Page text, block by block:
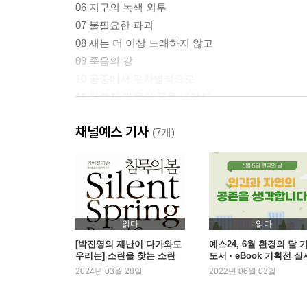
06 지구의 녹색 외투
07 불필요한 파괴
08 새는 더 이상 노래하지 않고
09 죽음의 강
11 보르자 가문의 꿈을 넘어서
13 작은 창을 통해서
15 자연의 반격
16 밀려오는 비상사태
17 가지 않은 길
후기: 에드워드 O. 윌슨
옮긴이의 글
참고문헌
채널예스 기사 (7개)
읽다
[박진영의 재난이 다가와도
우리는] 소란을 찾는 소란
2024년 03월 28일
읽다
예스24, 6월 환경의 달
도서 · eBook 기획전 실
2022년 06월 03일